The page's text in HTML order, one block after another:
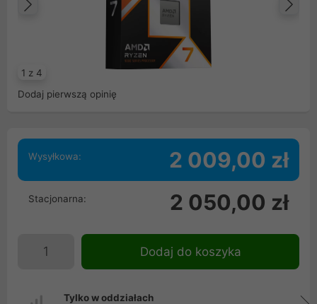
1 z 4
Poprzedni
Dodaj pierwszą opinię
Wysyłkowa: 2 009,00 zł
Stacjonarna: 2 050,00 zł
Dodaj do koszyka
Tylko w oddziałach